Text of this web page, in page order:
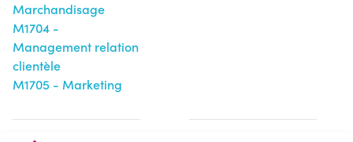
Marchandisage
M1704 -
Management relation
clientèle
M1705 - Marketing